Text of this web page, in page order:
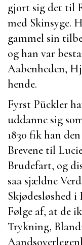
gjort sig det til
med Skinsyge.
gammel sin
og han var
Aabenheden,
hende.
Fyrst Pückler
uddanne sig
1830 fik han
Brevene til
Brudefart, og
saa sjældne
Skjødesløshed
Følge af, at de
Trykning,